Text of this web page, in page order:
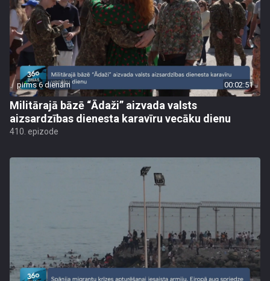
pirms 6 dienām 00:02:51
Militārajā bāzē “Ādaži” aizvada valsts
aizsardzības dienesta karavīru vecāku dienu
410. epizode